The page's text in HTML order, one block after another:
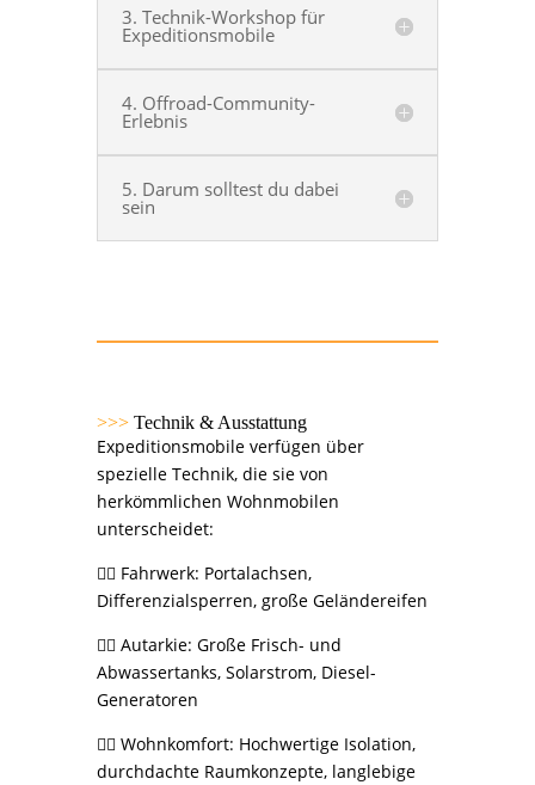
3. Technik-Workshop für
Expeditionsmobile
4. Offroad-Community-
Erlebnis
5. Darum solltest du dabei
sein
>>>Technik & Ausstattung
Expeditionsmobile verfügen über
spezielle Technik, die sie von
herkömmlichen Wohnmobilen
unterscheidet:
👉🏻 Fahrwerk: Portalachsen,
Differenzialsperren, große Geländereifen
👉🏻 Autarkie: Große Frisch- und
Abwassertanks, Solarstrom, Diesel-
Generatoren
👉🏻 Wohnkomfort: Hochwertige Isolation,
durchdachte Raumkonzepte, langlebige